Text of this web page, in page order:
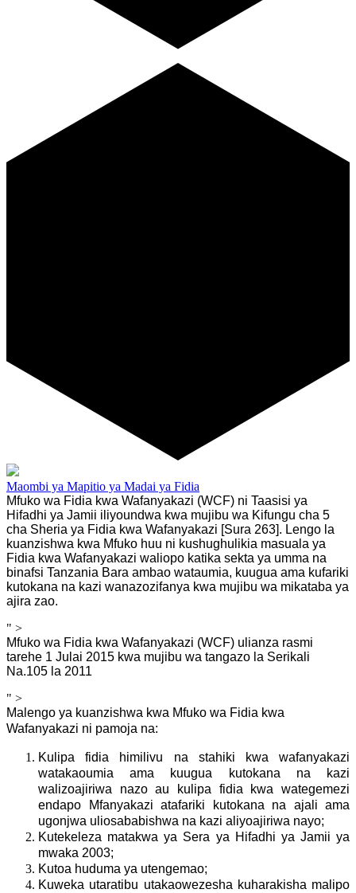
Maombi ya Mapitio ya Madai ya Fidia
Mfuko wa Fidia kwa Wafanyakazi (WCF) ni Taasisi ya
Hifadhi ya Jamii iliyoundwa kwa mujibu wa Kifungu cha 5
cha Sheria ya Fidia kwa Wafanyakazi [Sura 263]. Lengo la
kuanzishwa kwa Mfuko huu ni kushughulikia masuala ya
Fidia kwa Wafanyakazi waliopo katika sekta ya umma na
binafsi Tanzania Bara ambao wataumia, kuugua ama kufariki
kutokana na kazi wanazozifanya kwa mujibu wa mikataba ya
ajira zao.
" >
Mfuko wa Fidia kwa Wafanyakazi (WCF) ulianza rasmi
tarehe 1 Julai 2015 kwa mujibu wa tangazo la Serikali
Na.105 la 2011
" >
Malengo ya kuanzishwa kwa Mfuko wa Fidia kwa
Wafanyakazi ni pamoja na:
Kulipa fidia himilivu na stahiki kwa wafanyakazi
watakaoumia ama kuugua kutokana na kazi
walizoajiriwa nazo au kulipa fidia kwa wategemezi
endapo Mfanyakazi atafariki kutokana na ajali ama
ugonjwa uliosababishwa na kazi aliyoajiriwa nayo;
Kutekeleza matakwa ya Sera ya Hifadhi ya Jamii ya
mwaka 2003;
Kutoa huduma ya utengemao;
Kuweka utaratibu utakaowezesha kuharakisha malipo